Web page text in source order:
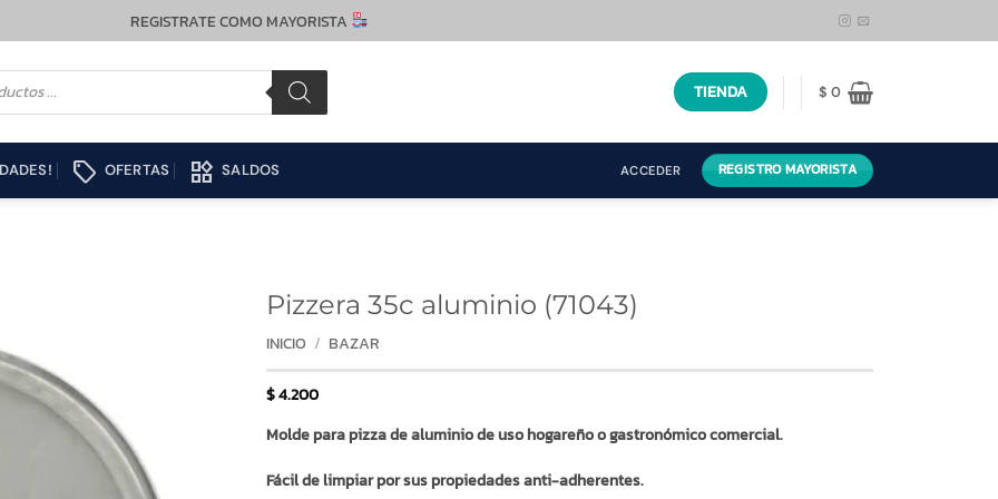
REGISTRATE COMO MAYORISTA
TIENDA $ 0
local_offer OFERTAS widgets SALDOS ACCEDER REGISTRO MAYORISTA
Pizzera 35c aluminio (71043)
INICIO / BAZAR
$4.200
Molde para pizza de aluminio de uso hogareño o gastronómico comercial.
Fácil de limpiar por sus propiedades anti-adherentes.